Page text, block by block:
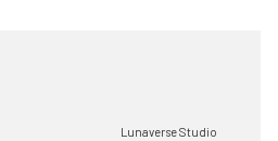
Lunaverse Studio